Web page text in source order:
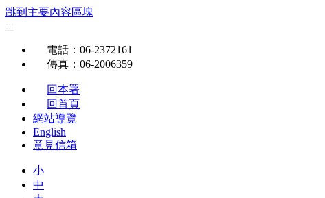
跳到主要內容區塊
電話 ：06-2372161
傳真 ：06-2006359
回本署
回首頁
網站導覽
English
意見信箱
小
中